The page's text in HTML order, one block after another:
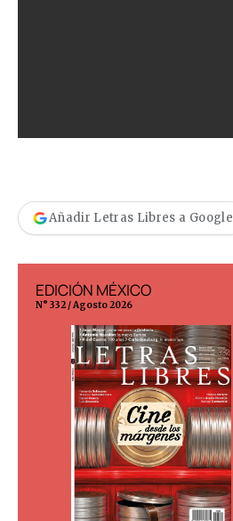
Añadir Letras Libres a Google
EDICIÓN MÉXICO
N° 332 / Agosto 2026